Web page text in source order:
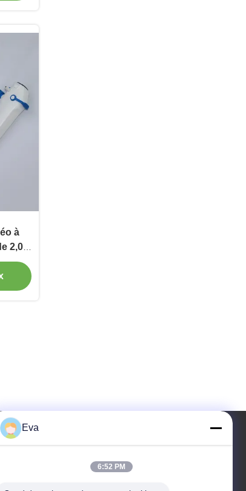
à
2,0
Eva
6:52 PM